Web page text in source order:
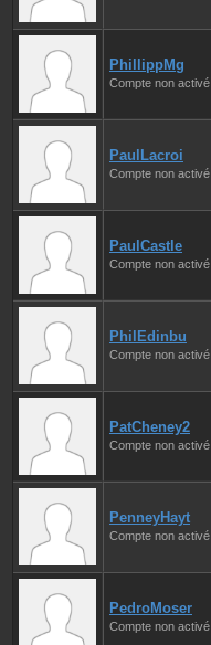
PhillippMg
Compte non activé
PaulLacroi
Compte non activé
PaulCastle
Compte non activé
PhilEdinbu
Compte non activé
PatCheney2
Compte non activé
PenneyHayt
Compte non activé
PedroMoser
Compte non activé